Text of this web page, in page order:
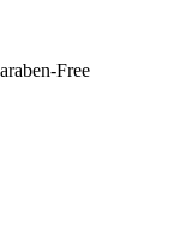
Free